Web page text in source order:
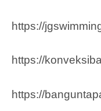
https://
https://
https://